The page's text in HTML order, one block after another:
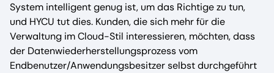
System intelligent genug ist, um das Richtige zu tun,
und HYCU tut dies. Kunden, die sich mehr für die
Verwaltung im Cloud-Stil interessieren, möchten, dass
der Datenwiederherstellungsprozess vom
Endbenutzer/Anwendungsbesitzer selbst durchgeführt